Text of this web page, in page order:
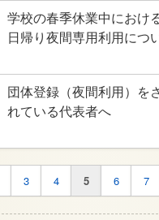
学校の春季休業中におけ
日帰り夜間専用利用につ
団体登録（夜間利用）を
れている代表者へ
3 4 5 6 7